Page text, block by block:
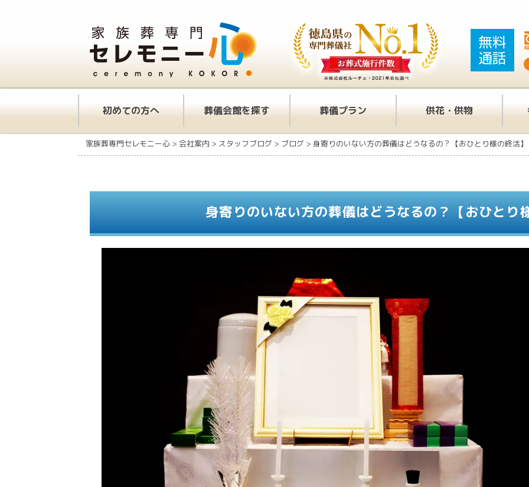
初めての方へ 葬儀会館を探す 葬儀プラン 供花・供物
家族葬専門セレモニー心> 会社案内 > スタッフブログ> ブログ> 身寄りのいない方の葬儀はどうなるの？【おひとり様の終活】
身寄りのいない方の葬儀はどうなるの？【おひとり